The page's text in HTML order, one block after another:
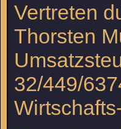
Vertreten
Thorsten
32/449/